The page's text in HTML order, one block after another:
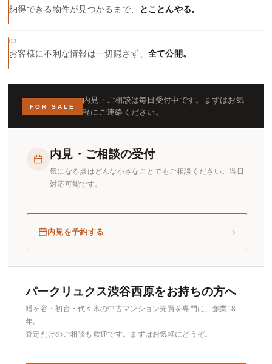
納得できる物件が見つかるまで、 とことんやる。
03
お客様に不利な情報は一切隠さず、 全て公開。
FOR SALE
内見・ご相談は毎日受付中です。まずはお気
軽にご連絡ください。
内見・ご相談の受付
気になる点はどんな小さなことでもご相談ください。当日
対応可能です。
内見を予約する ›
パークリュクス渋谷西原をお持ちの方へ
幡ヶ谷・初台・代々木の中古マンション売買を専門に、創業18
年。
査定だけのご相談も歓迎です。まずはお気軽にどうぞ。